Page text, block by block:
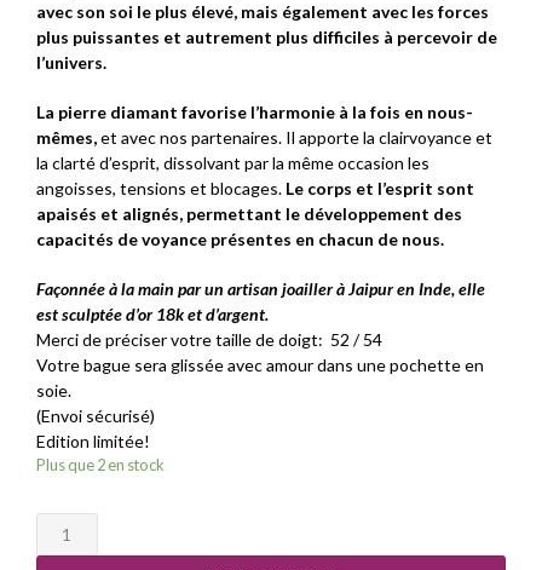
avec son soi le plus élevé, mais également avec les forces
plus puissantes et autrement plus difficiles à percevoir de
l’univers.
La pierre diamant favorise l’harmonie à la fois en nous-
mêmes,et avec nos partenaires. Il apporte la clairvoyance et
la clarté d’esprit, dissolvant par la même occasion les
angoisses, tensions et blocages. Le corps et l’esprit sont
apaisés et alignés, permettant le développement des
capacités de voyance présentes en chacun de nous.
Façonnée à la main par un artisan joailler à Jaipur en Inde, elle
est sculptée d’or 18k et d’argent.
Merci de préciser votre taille de doigt: 52 / 54
Votre bague sera glissée avec amour dans une pochette en
soie.
(Envoi sécurisé)
Edition limitée!
Plus que 2 en stock
quantité
de